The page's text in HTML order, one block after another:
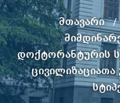
მთავარი
დოქტორანტურის
ცივილიზაციათა